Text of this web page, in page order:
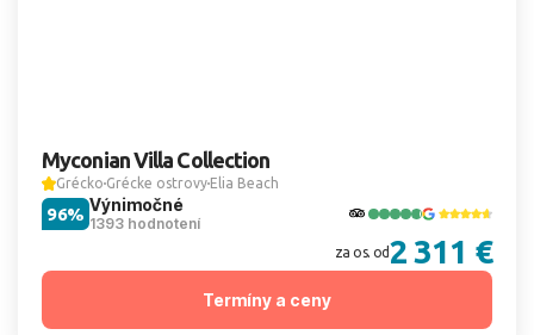
Myconian Villa Collection
Grécko Grécke ostrovy Elia Beach
Výnimočné
1393 hodnotení
96%
za os. od2 311 €
Termíny a ceny